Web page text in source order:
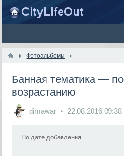
Фотоальбомы
Банная тематика — по
возрастанию
dimawar 22.08.2016 09:38
По дате добавления